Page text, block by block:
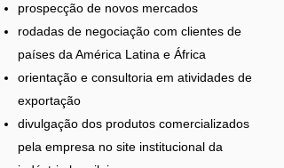
prospecção de novos mercados
rodadas de negociação com clientes de
países da América Latina e África
orientação e consultoria em atividades de
exportação
divulgação dos produtos comercializados
pela empresa no site institucional da